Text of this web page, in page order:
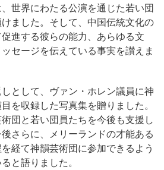
世界にわたる公演を通じた若い団
ました。そして、中国伝統文化の
進する彼らの能力、あらゆる文
セージを伝えている事実を讃えま
として、ヴァン・ホレン議員に神
を収録した写真集を贈りました。
団と若い団員たちを今後も支援し
さらに、メリーランドの才能ある
経て神韻芸術団に参加できるよう
と語りました。